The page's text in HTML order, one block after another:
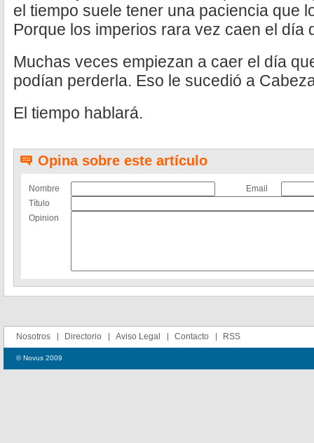
el tiempo suele tener una paciencia que
Porque los imperios rara vez caen el día
Muchas veces empiezan a caer el día
podían perderla. Eso le sucedió a
El tiempo hablará.
Opina sobre este artículo
Nombre
Email
Título
Opinion
Nosotros Directorio Aviso Legal Contacto RSS
© Novus 2009